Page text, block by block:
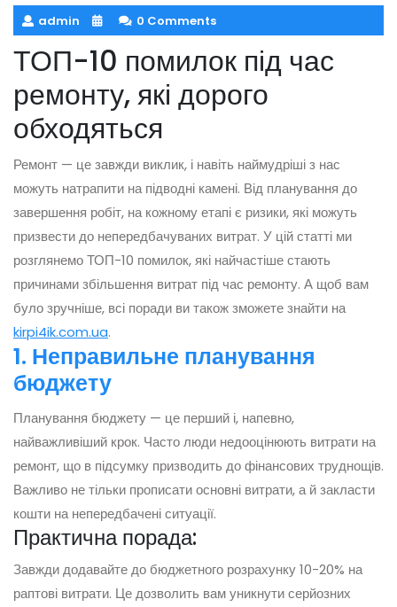
admin 0 Comments
ТОП-10 помилок під час
ремонту, які дорого
обходяться
Ремонт — це завжди виклик, і навіть наймудріші з нас
можуть натрапити на підводні камені. Від планування до
завершення робіт, на кожному етапі є ризики, які можуть
призвести до непередбачуваних витрат. У цій статті ми
розглянемо ТОП-10 помилок, які найчастіше стають
причинами збільшення витрат під час ремонту. А щоб вам
було зручніше, всі поради ви також зможете знайти на
kirpi4ik.com.ua.
1. Неправильне планування
бюджету
Планування бюджету — це перший і, напевно,
найважливіший крок. Часто люди недооцінюють витрати на
ремонт, що в підсумку призводить до фінансових труднощів.
Важливо не тільки прописати основні витрати, а й закласти
кошти на непередбачені ситуації.
Практична порада:
Завжди додавайте до бюджетного розрахунку 10-20% на
раптові витрати. Це дозволить вам уникнути серйозних